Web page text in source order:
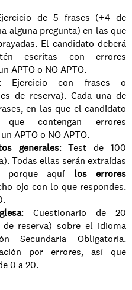
de 5 frases (+4 de
alguna pregunta) en las que
El candidato deberá
escritas con errores
APTO o NO APTO.
Ejercicio con frases o
de reserva). Cada una de
en las que el candidato
contengan errores
APTO o NO APTO.
generales: Test de 100
Todas ellas serán extraídas
porque aquí los errores
ojo con lo que respondes.
: Cuestionario de 20
reserva) sobre el idioma
Secundaria Obligatoria.
por errores, así que
0 a 20.